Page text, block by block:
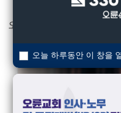
선
오륜교회 성도들을 대상으
선교입
오늘 하루동안 이 창을